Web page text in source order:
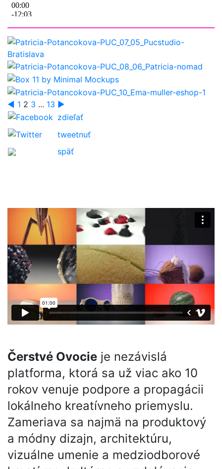
◄ 1 2 3 ... 13 ►
zdieľať
tweetnuť
späť
Čerstvé Ovocie je nezávislá
platforma, ktorá sa už viac ako 10
rokov venuje podpore a propagácii
lokálneho kreatívneho priemyslu.
Zameriava sa najmä na produktový
a módny dizajn, architektúru,
vizuálne umenie a medziodborové